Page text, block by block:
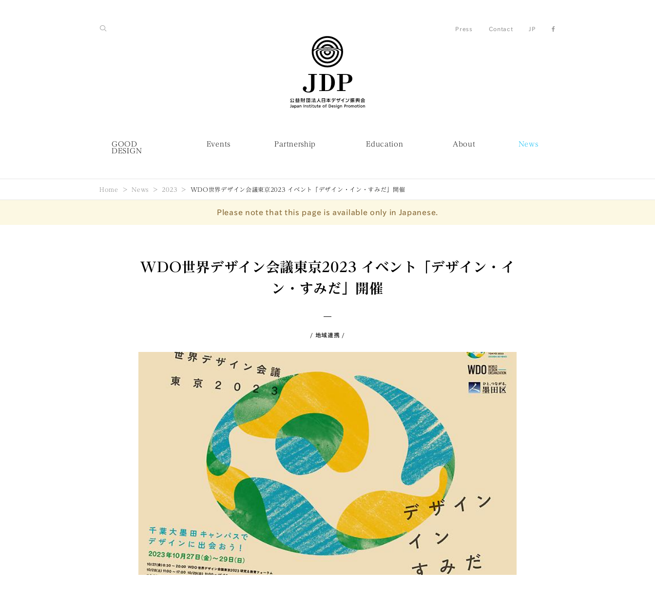
Press Contact JP
GOOD
DESIGN
Events Partnership Education About News
Home News 2023 WDO世界デザイン会議東京2023 イベント「デザイン・イン・すみだ」開催
Please note that this page is available only in Japanese.
WDO世界デザイン会議東京2023 イベント「デザイン・イ
ン・すみだ」開催
地域連携